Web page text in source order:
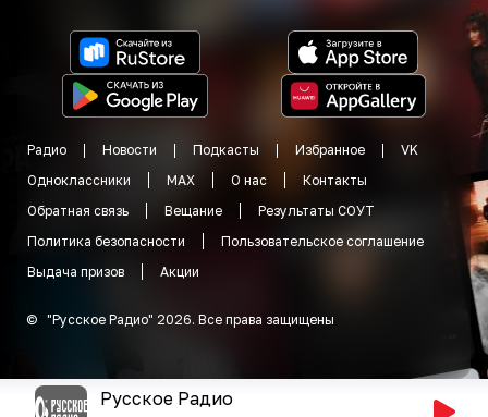
Радио Новости Подкасты Избранное
VK
Одноклассники
MAX О нас
Контакты
Обратная связь
Вещание
Результаты СОУТ
Политика безопасности
Пользовательское соглашение
Выдача призов
Акции
© "Русское Радио" 2026. Все права защищены
Русское Радио